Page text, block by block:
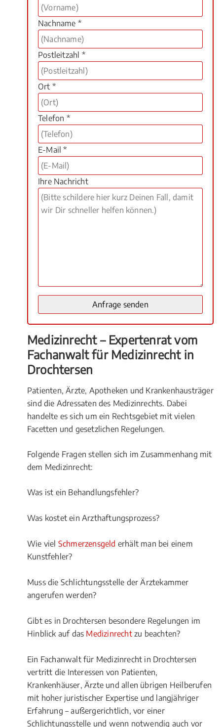
Nachname *
Postleitzahl *
Ort *
Telefon *
E-Mail *
Ihre Nachricht
Medizinrecht – Expertenrat vom
Fachanwalt für Medizinrecht in
Drochtersen
Patienten, Ärzte, Apotheken und Krankenhausträger
sind die Adressaten des Medizinrechts. Dabei
handelte es sich um ein Rechtsgebiet mit vielen
Facetten und gesetzlichen Regelungen.
Folgende Fragen stellen sich im Zusammenhang mit
dem Medizinrecht:
Was ist ein Behandlungsfehler?
Was kostet ein Arzthaftungsprozess?
Wie viel Schmerzensgeld erhält man bei einem
Kunstfehler?
Muss die Schlichtungsstelle der Ärztekammer
angerufen werden?
Gibt es in Drochtersen besondere Regelungen im
Hinblick auf das Medizinrechtzu beachten?
Ein Fachanwalt für Medizinrecht in Drochtersen
vertritt die Interessen von Patienten,
Krankenhäuser, Ärzte und allen übrigen Heilberufen
mit hoher juristischer Expertise und langjähriger
Erfahrung – außergerichtlich, vor einer
Schlichtungsstelle und wenn notwendig auch vor